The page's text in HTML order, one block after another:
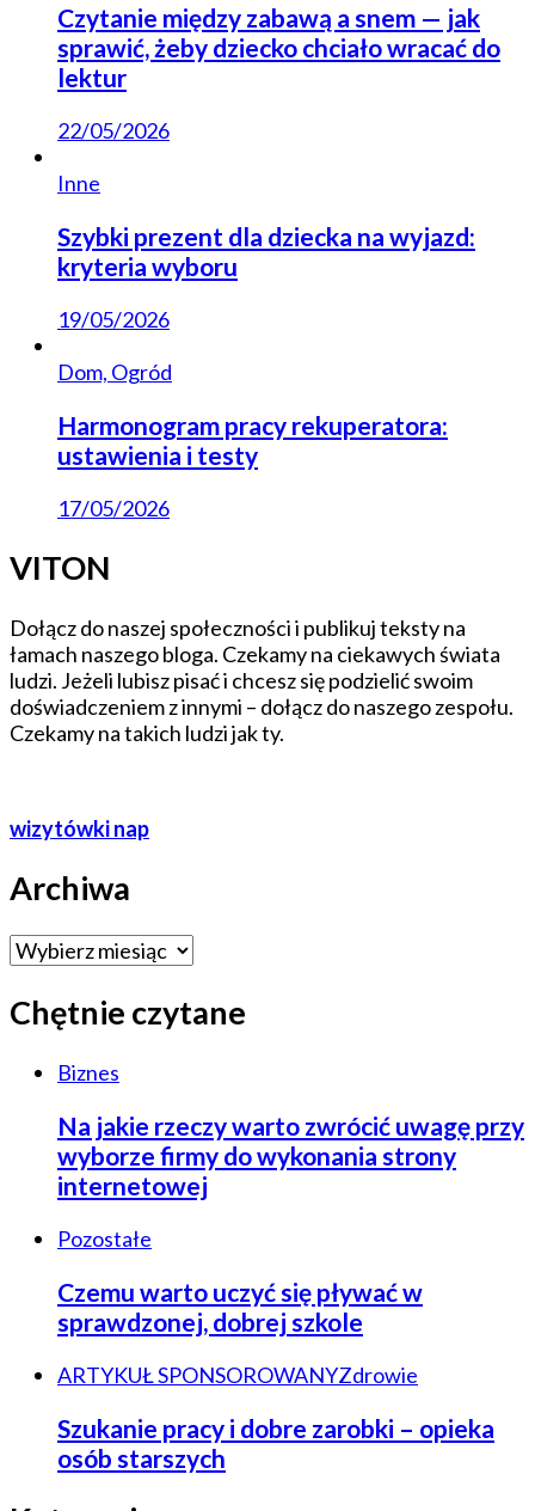
Czytanie między zabawą a snem — jak
sprawić, żeby dziecko chciało wracać do
lektur
22/05/2026
Inne
Szybki prezent dla dziecka na wyjazd:
kryteria wyboru
19/05/2026
Dom, Ogród
Harmonogram pracy rekuperatora:
ustawienia i testy
17/05/2026
VITON
Dołącz do naszej społeczności i publikuj teksty na
łamach naszego bloga. Czekamy na ciekawych świata
ludzi. Jeżeli lubisz pisać i chcesz się podzielić swoim
doświadczeniem z innymi – dołącz do naszego zespołu.
Czekamy na takich ludzi jak ty.
wizytówki nap
Archiwa
Archiwa
Chętnie czytane
Biznes
Na jakie rzeczy warto zwrócić uwagę przy
wyborze firmy do wykonania strony
internetowej
Pozostałe
Czemu warto uczyć się pływać w
sprawdzonej, dobrej szkole
ARTYKUŁ SPONSOROWANYZdrowie
Szukanie pracy i dobre zarobki – opieka
osób starszych